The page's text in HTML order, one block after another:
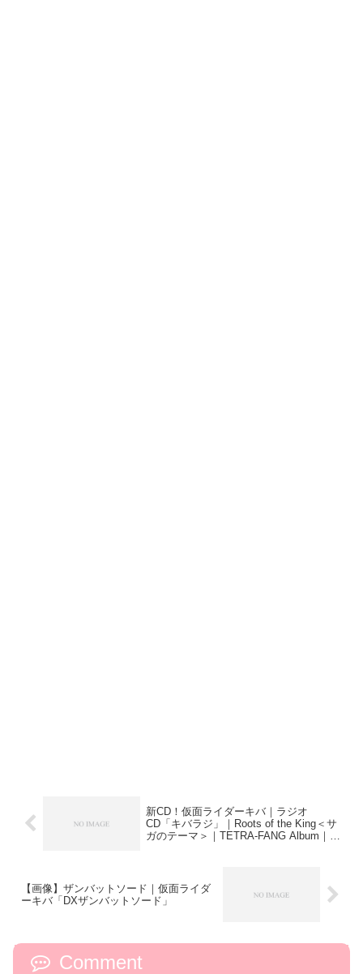
新CD！仮面ライダーキバ｜ラジオ
CD「キバラジ」｜Roots of the King＜サ
ガのテーマ＞｜TETRA-FANG Album｜イ
【画像】ザンバットソード｜仮面ライダ
ーキバ「DXザンバットソード」
Comment